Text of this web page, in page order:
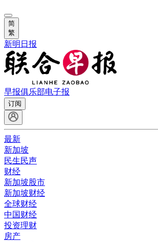
简
繁
新明日报
早报俱乐部电子报
订阅
最新
新加坡
民生民声
财经
新加坡股市
新加坡财经
全球财经
中国财经
投资理财
房产